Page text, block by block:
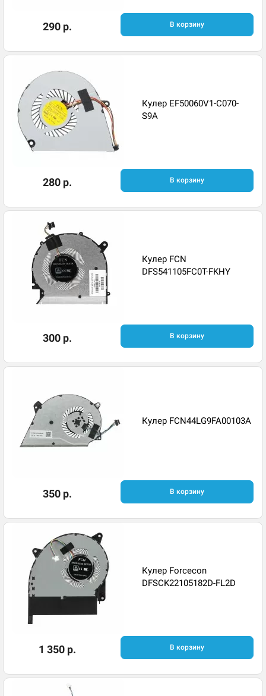
290 р. В корзину
Кулер EF50060V1-C070-
S9A
280 р. В корзину
Кулер FCN
DFS541105FC0T-FKHY
300 р. В корзину
Кулер FCN44LG9FA00103A
350 р. В корзину
Кулер Forcecon
DFSCK22105182D-FL2D
1 350 р. В корзину